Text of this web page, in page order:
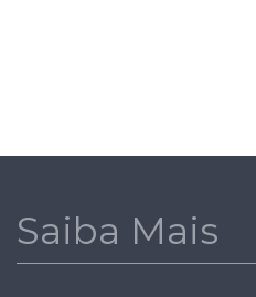
Saiba Mais